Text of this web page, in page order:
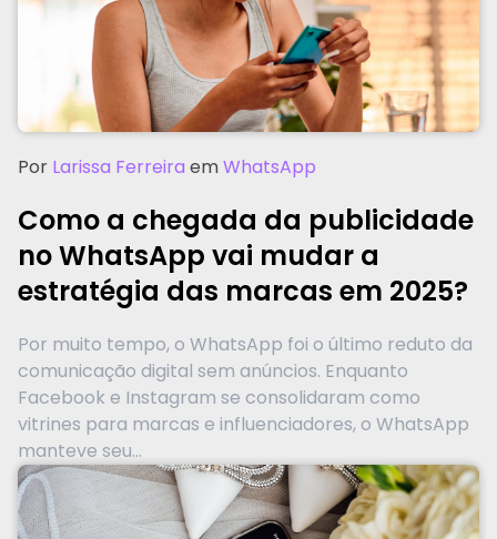
Por Larissa Ferreira emWhatsApp
Como a chegada da publicidade
no WhatsApp vai mudar a
estratégia das marcas em 2025?
Por muito tempo, o WhatsApp foi o último reduto da
comunicação digital sem anúncios. Enquanto
Facebook e Instagram se consolidaram como
vitrines para marcas e influenciadores, o WhatsApp
manteve seu...